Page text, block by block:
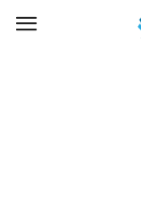
rajnet.pl